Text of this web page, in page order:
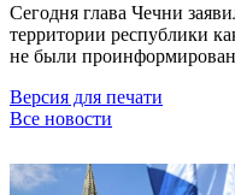
Сегодня глава Чечни
территории республики
не были
Версия для печати
Все новости